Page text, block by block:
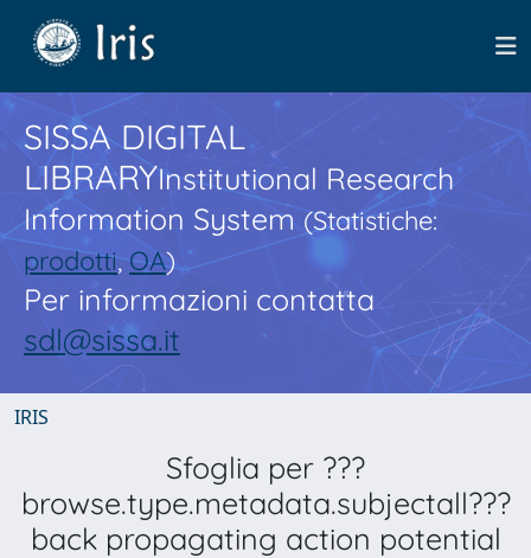
SISSA DIGITAL
LIBRARYInstitutional Research
Information System(Statistiche:
prodotti,OA)
Per informazioni contatta
sdl@sissa.it
IRIS
Sfoglia per ???
browse.type.metadata.subjectall???
back propagating action potential